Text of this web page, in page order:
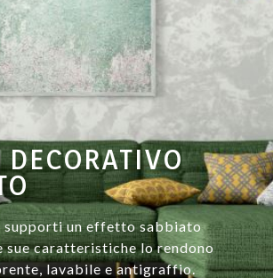
DECORATIVO
supporti un effetto sabbiato
sue caratteristiche lo rendono
lavabile e antigraffio.